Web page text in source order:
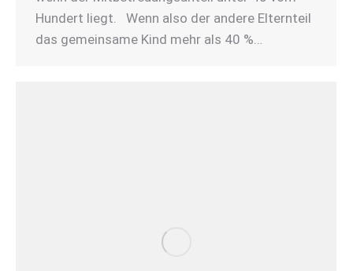
Hundert liegt. Wenn also der andere Elternteil
das gemeinsame Kind mehr als 40 %…